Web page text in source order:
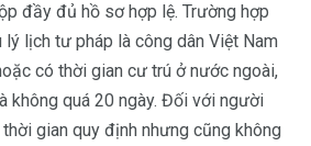
đầy đủ hồ sơ hợp lệ. Trường hợp
lịch tư pháp là công dân Việt Nam
có thời gian cư trú ở nước ngoài,
không quá 20 ngày. Đối với người
gian quy định nhưng cũng không